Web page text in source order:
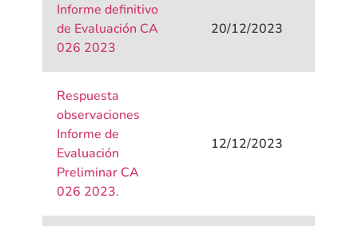
Informe definitivo
de Evaluación CA
026 2023
20/12/2023
Respuesta
observaciones
Informe de
Evaluación
Preliminar CA
026 2023.
12/12/2023